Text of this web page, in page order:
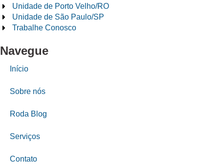
Unidade de Porto Velho/RO
Unidade de São Paulo/SP
Trabalhe Conosco
Navegue
Início
Sobre nós
Roda Blog
Serviços
Contato